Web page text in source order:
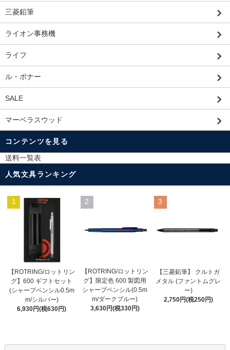
三菱鉛筆
ライオン事務機
ライフ
ル・ボナー
SALE
マーベラスウッド
コンテンツを見る
送料一覧表
人気文具ランキング
1
【ROTRING/ロットリン
グ】600 ギフトセット
(シャープペンシル0.5m
m/シルバー)
6,930円(税630円)
2
【ROTRING/ロットリン
グ】限定色 600 製図用
シャープペンシル(0.5m
m/ダークブルー)
3,630円(税330円)
3
【三菱鉛筆】 クルトガ
メタル (ファントムグレ
ー)
2,750円(税250円)